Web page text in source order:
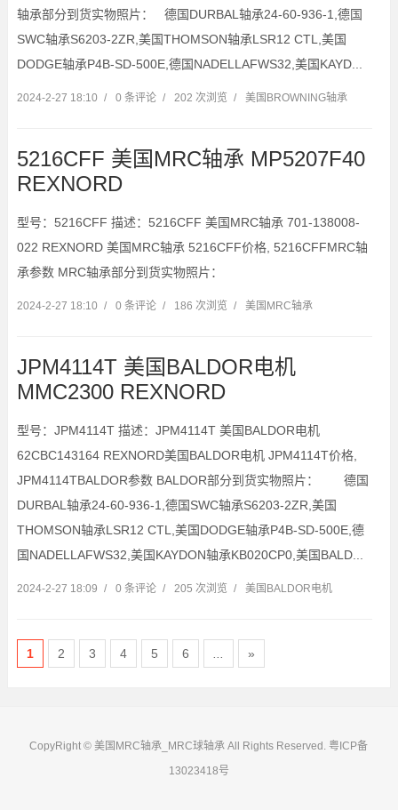
轴承部分到货实物照片： 德国DURBAL轴承24-60-936-1,德国
SWC轴承S6203-2ZR,美国THOMSON轴承LSR12 CTL,美国
DODGE轴承P4B-SD-500E,德国NADELLAFWS32,美国KAYD...
2024-2-27 18:10 / 0 条评论 / 202 次浏览 / 美国BROWNING轴承
5216CFF 美国MRC轴承 MP5207F40
REXNORD
型号：5216CFF 描述：5216CFF 美国MRC轴承 701-138008-
022 REXNORD 美国MRC轴承 5216CFF价格, 5216CFFMRC轴
承参数 MRC轴承部分到货实物照片：
2024-2-27 18:10 / 0 条评论 / 186 次浏览 / 美国MRC轴承
JPM4114T 美国BALDOR电机
MMC2300 REXNORD
型号：JPM4114T 描述：JPM4114T 美国BALDOR电机
62CBC143164 REXNORD美国BALDOR电机 JPM4114T价格,
JPM4114TBALDOR参数 BALDOR部分到货实物照片： 德国
DURBAL轴承24-60-936-1,德国SWC轴承S6203-2ZR,美国
THOMSON轴承LSR12 CTL,美国DODGE轴承P4B-SD-500E,德
国NADELLAFWS32,美国KAYDON轴承KB020CP0,美国BALD...
2024-2-27 18:09 / 0 条评论 / 205 次浏览 / 美国BALDOR电机
1 2 3 4 5 6 »
CopyRight © 美国MRC轴承_MRC球轴承 All Rights Reserved.粤ICP备
13023418号